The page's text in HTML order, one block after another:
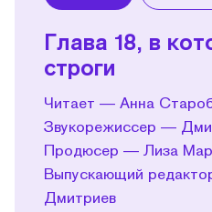
Глава 18, в
строги
Читает — Анна
Звукорежиссер —
Продюсер — Лиза
Выпускающий
Дмитриев